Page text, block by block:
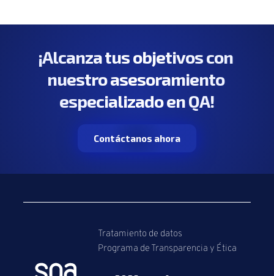
¡Alcanza tus objetivos con
nuestro asesoramiento
especializado en QA!
Contáctanos ahora
Tratamiento de datos
Programa de Transparencia y Ética